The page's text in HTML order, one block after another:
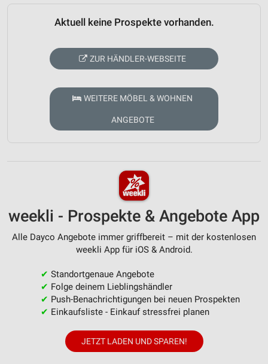
Aktuell keine Prospekte vorhanden.
ZUR HÄNDLER-WEBSEITE
WEITERE MÖBEL & WOHNEN
ANGEBOTE
weekli - Prospekte & Angebote App
Alle Dayco Angebote immer griffbereit – mit der kostenlosen
weekli App für iOS & Android.
✔ Standortgenaue Angebote
✔ Folge deinem Lieblingshändler
✔ Push-Benachrichtigungen bei neuen Prospekten
✔ Einkaufsliste - Einkauf stressfrei planen
JETZT LADEN UND SPAREN!